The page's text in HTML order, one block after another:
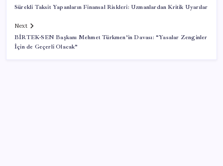
Sürekli Taksit Yapanların Finansal Riskleri: Uzmanlardan Kritik Uyarılar
Next
BİRTEK-SEN Başkanı Mehmet Türkmen’in Davası: “Yasalar Zenginler
İçin de Geçerli Olacak”